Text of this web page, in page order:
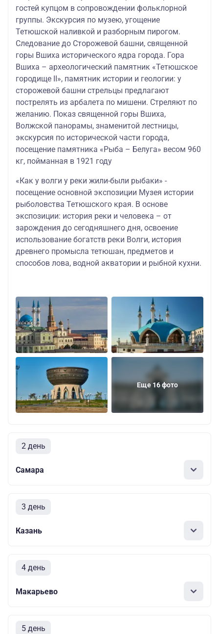
гостей купцом в сопровождении фольклорной
группы. Экскурсия по музею, угощение
Тетюшской наливкой и разборным пирогом.
Следование до Сторожевой башни, священной
горы Вшиха исторического ядра города. Гора
Вшиха – археологический памятник «Тетюшское
городище II», памятник истории и геологии: у
сторожевой башни стрельцы предлагают
пострелять из арбалета по мишени. Стреляют по
желанию. Показ священной горы Вшиха,
Волжской панорамы, знаменитой лестницы,
экскурсия по исторической части города,
посещение памятника «Рыба – Белуга» весом 960
кг, пойманная в 1921 году
«Как у волги у реки жили-были рыбаки» -
посещение основной экспозиции Музея истории
рыболовства Тетюшского края. В основе
экспозиции: история реки и человека – от
зарождения до сегодняшнего дня, освоение
использование богатств реки Волги, история
древнего промысла тетюшан, предметов и
способов лова, водной акватории и рыбной кухни.
Еще 16 фото
2 день
Самара
3 день
Казань
4 день
Макарьево
5 день